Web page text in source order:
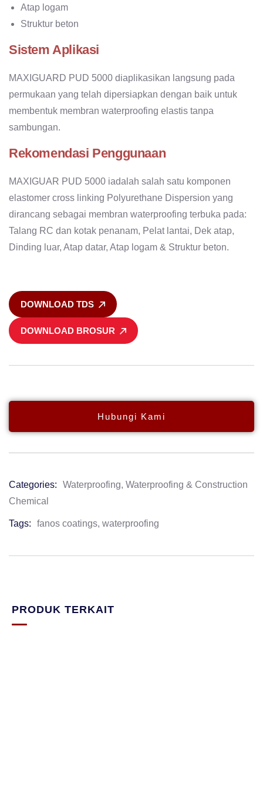
Atap logam
Struktur beton
Sistem Aplikasi
MAXIGUARD PUD 5000 diaplikasikan langsung pada
permukaan yang telah dipersiapkan dengan baik untuk
membentuk membran waterproofing elastis tanpa
sambungan.
Rekomendasi Penggunaan
MAXIGUAR PUD 5000 iadalah salah satu komponen
elastomer cross linking Polyurethane Dispersion yang
dirancang sebagai membran waterproofing terbuka pada:
Talang RC dan kotak penanam, Pelat lantai, Dek atap,
Dinding luar, Atap datar, Atap logam & Struktur beton.
DOWNLOAD TDS
DOWNLOAD BROSUR
Hubungi Kami
Categories: Waterproofing, Waterproofing & Construction
Chemical
Tags: fanos coatings, waterproofing
PRODUK TERKAIT